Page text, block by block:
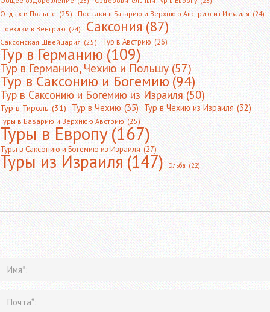
Отдых в Польше (25) Поездки в Баварию и Верхнюю Австрию из Израиля (24)
Поездки в Венгрию (24) Саксония(87)
Саксонская Швейцария (25) Тур в Австрию (26)
Тур в Германию(109)
Тур в Германию, Чехию и Польшу (57)
Тур в Саксонию и Богемию(94)
Тур в Саксонию и Богемию из Израиля (50)
Тур в Тироль (31) Тур в Чехию (35) Тур в Чехию из Израиля (32)
Туры в Баварию и Верхнюю Австрию (25)
Туры в Европу(167)
Туры в Саксонию и Богемию из Израиля (27)
Туры из Израиля(147) Эльба (22)